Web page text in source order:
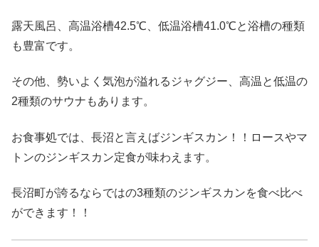
露天風呂、高温浴槽42.5℃、低温浴槽41.0℃と浴槽の種類
も豊富です。
その他、勢いよく気泡が溢れるジャグジー、高温と低温の
2種類のサウナもあります。
お食事処では、長沼と言えばジンギスカン！！ロースやマ
トンのジンギスカン定食が味わえます。
長沼町が誇るならではの3種類のジンギスカンを食べ比べ
ができます！！